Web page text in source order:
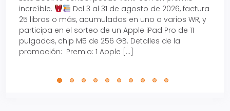
increíble.
Del 3 al 31 de agosto de 2026, factura
25 libras o más, acumuladas en uno o varios WR, y
participa en el sorteo de un Apple iPad Pro de 11
pulgadas, chip M5 de 256 GB. Detalles de la
promoción: Premio: 1 Apple […]